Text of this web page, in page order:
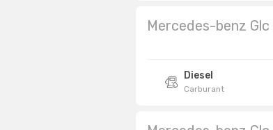
Mercedes-benz Glc
Diesel
Carburant